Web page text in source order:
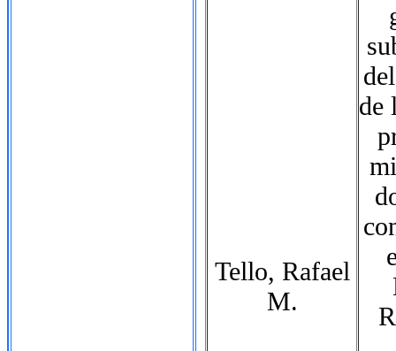
Tello, Rafael
M.
de